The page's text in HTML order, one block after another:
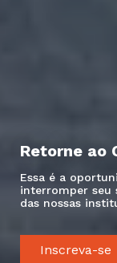
Retorne ao
Essa é a
interromper seu
das nossas
Inscreva-se